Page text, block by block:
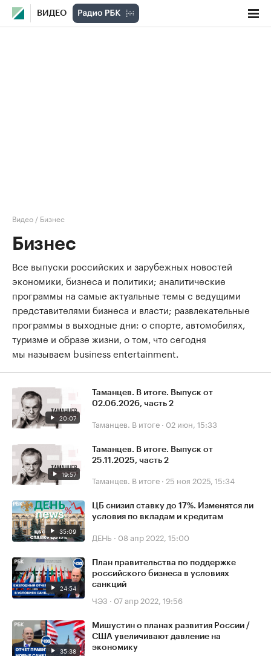
ВИДЕО
Видео / Бизнес
Бизнес
Все выпуски российских и зарубежных новостей
экономики, бизнеса и политики; аналитические
программы на самые актуальные темы с ведущими
представителями бизнеса и власти; развлекательные
программы в выходные дни: о спорте, автомобилях,
туризме и образе жизни, о том, что сегодня
мы называем business entertainment.
20:07
Таманцев. В итоге. Выпуск от
02.06.2026, часть 2
Таманцев. В итоге · 02 июн, 15:33
19:57
Таманцев. В итоге. Выпуск от
25.11.2025, часть 2
Таманцев. В итоге · 25 ноя 2025, 15:34
35:09
ЦБ снизил ставку до 17%. Изменятся ли
условия по вкладам и кредитам
ДЕНЬ · 08 апр 2022, 15:00
24:54
План правительства по поддержке
российского бизнеса в условиях
санкций
ЧЭЗ · 07 апр 2022, 19:56
35:38
Мишустин о планах развития России /
США увеличивают давление на
экономику